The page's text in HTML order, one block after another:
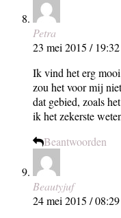
Petra
23 mei 2015 / 19:32
Ik vind het erg
zou het voor mij
dat gebied, zoals
ik het zekerste
Beantwoorden
Beautyjuf
24 mei 2015 / 08:29